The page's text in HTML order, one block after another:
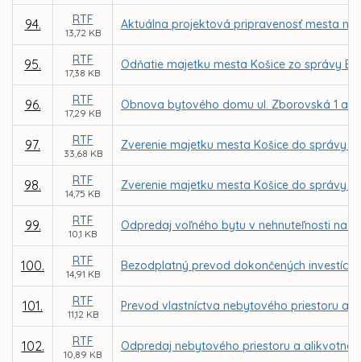
94. RTF
13,72 KB
Aktuálna projektová pripravenosť mesta na
95. RTF
17,38 KB
Odňatie majetku mesta Košice zo správy
96. RTF
17,29 KB
Obnova bytového domu ul. Zborovská 1 a 7
97. RTF
33,68 KB
Zverenie majetku mesta Košice do správy
98. RTF
14,75 KB
Zverenie majetku mesta Košice do správy
99. RTF
10,1 KB
Odpredaj voľného bytu v nehnuteľnosti na
100. RTF
14,91 KB
Bezodplatný prevod dokončených investícií
101. RTF
11,12 KB
Prevod vlastníctva nebytového priestoru a
102. RTF
10,89 KB
Odpredaj nebytového priestoru a alikvotnej